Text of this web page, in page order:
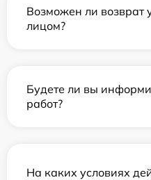
Возможен ли возврат
лицом?
Будете ли вы
работ?
На каких условиях